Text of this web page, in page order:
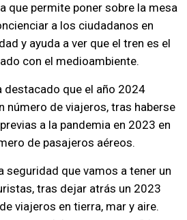
que permite poner sobre la mesa
a los ciudadanos en
y ayuda a ver que el tren es el
con el medioambiente.
destacado que el año 2024
número de viajeros, tras haberse
a la pandemia en 2023 en
de pasajeros aéreos.
seguridad que vamos a tener un
tras dejar atrás un 2023
viajeros en tierra, mar y aire.